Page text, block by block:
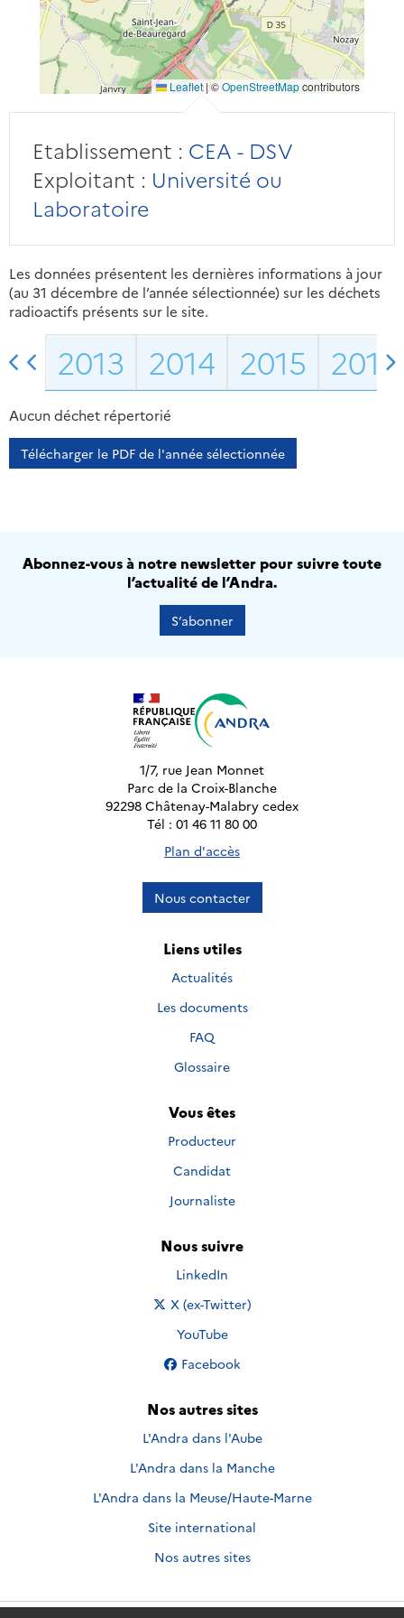
Leaflet |©OpenStreetMapcontributors
Etablissement : CEA - DSV
Exploitant : Université ou
Laboratoire
Les données présentent les dernières informations à jour
(au 31 décembre de l’année sélectionnée) sur les déchets
radioactifs présents sur le site.
2013 2014 2015 2016
Aucun déchet répertorié
Télécharger le PDF de l'année sélectionnée
Abonnez-vous à notre newsletter pour suivre toute
l’actualité de l’Andra.
S’abonner
1/7, rue Jean Monnet
Parc de la Croix-Blanche
92298 Châtenay-Malabry cedex
Tél : 01 46 11 80 00
Plan d'accès
Nous contacter
Liens utiles
Actualités
Les documents
FAQ
Glossaire
Vous êtes
Producteur
Candidat
Journaliste
Nous suivre
Nous suivre sur
LinkedIn
Nous suivre sur
X (ex-Twitter)
Nous suivre sur
YouTube
Nous suivre sur
Facebook
Nos autres sites
L'Andra dans l'Aube
L'Andra dans la Manche
L'Andra dans la Meuse/Haute-Marne
Site international
Nos autres sites